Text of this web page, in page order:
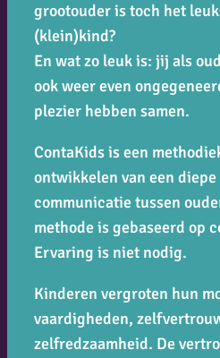
grootouder is toch het
(klein)kind?
En wat zo leuk is: jij als
ook weer even
plezier hebben samen.
ContaKids is een
ontwikkelen van een diepe
communicatie tussen
methode is gebaseerd op
Ervaring is niet nodig.
Kinderen vergroten hun
vaardigheden,
zelfredzaamheid. De